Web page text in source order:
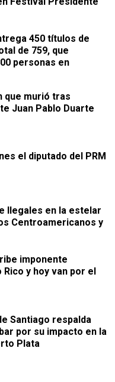
450 títulos de
de 759, que
personas en
que murió tras
Juan Pablo Duarte
el diputado del PRM
Ilegales en la estelar
Centroamericanos y
imponente
y hoy van por el
Santiago respalda
por su impacto en la
Plata